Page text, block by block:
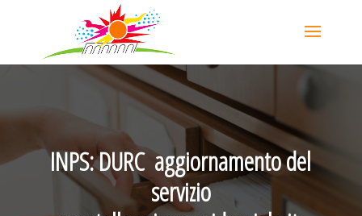
INPS: DURC  aggiornamento del
servizio